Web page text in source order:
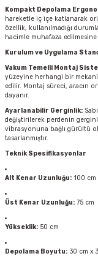
Kompakt Depolama
hareketle iç içe katlanarak
özellik, kullanılmadığı
hacimle muhafaza edilmesine
Kurulum ve Uygulama
Vakum Temelli Montaj
yüzeyine herhangi bir
edilir. Montaj süreci, aracın
dayanır.
Ayarlanabilir Gerginlik:
değiştirilerek perdenin
vibrasyonuna bağlı gürültü
tasarlanmıştır.
Teknik Spesifikasyonlar
Alt Kenar Uzunluğu: 100 cm
Üst Kenar Uzunluğu: 75 cm
Yükseklik: 50 cm
Depolama Boyutu: 30 cm x